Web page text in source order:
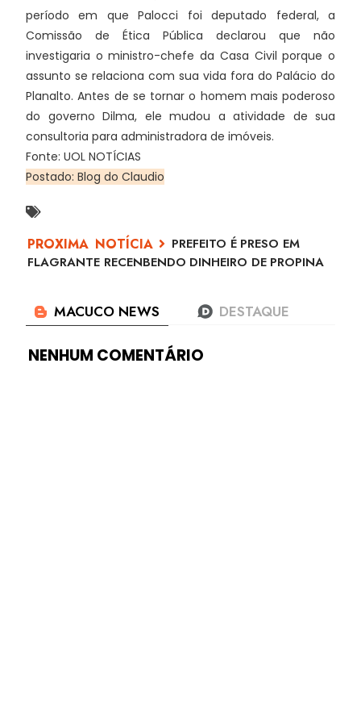
período em que Palocci foi deputado federal, a
Comissão de Ética Pública declarou que não
investigaria o ministro-chefe da Casa Civil porque o
assunto se relaciona com sua vida fora do Palácio do
Planalto. Antes de se tornar o homem mais poderoso
do governo Dilma, ele mudou a atividade de sua
consultoria para administradora de imóveis.
Fonte: UOL NOTÍCIAS
Postado: Blog do Claudio
PREFEITO É PRESO EM
FLAGRANTE RECENBENDO DINHEIRO DE PROPINA
NENHUM COMENTÁRIO